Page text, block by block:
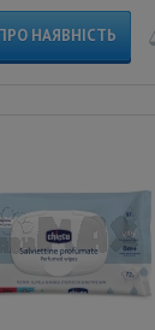
НАЯВНІСТЬ